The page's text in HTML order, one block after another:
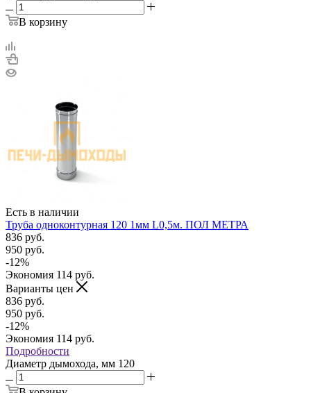
В корзину
Есть в наличии
Труба одноконтурная 120 1мм L0,5м. ПОЛ МЕТРА
836 руб.
950 руб.
-12%
Экономия 114 руб.
Варианты цен
836 руб.
950 руб.
-12%
Экономия 114 руб.
Подробности
Диаметр дымохода, мм 120